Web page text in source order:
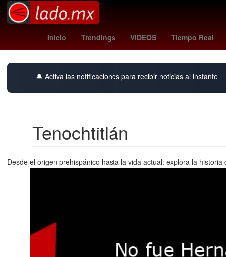
Inicio Trendings VIDEOS Tiempo Real
Pago Perú Aguascalientes Abdalá
🔔 Activa las notificaciones para recibir noticias al instante
Tenochtitlán
Desde el origen prehispánico hasta la vida actual: explora la